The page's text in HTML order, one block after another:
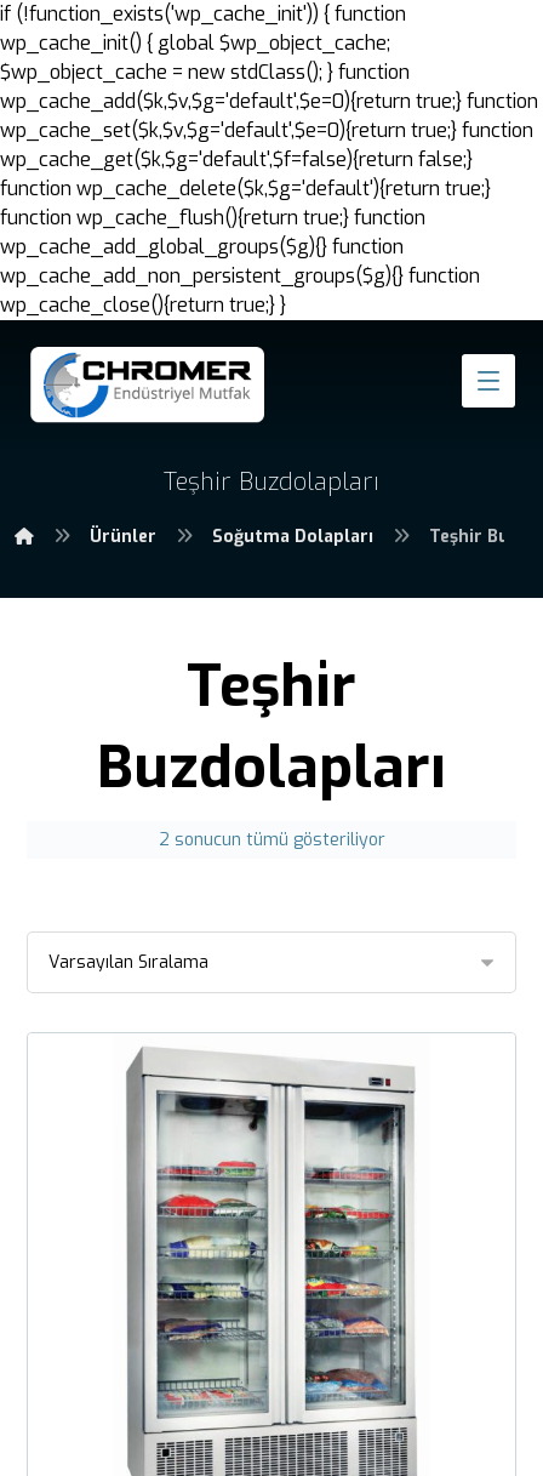
if (!function_exists('wp_cache_init')) { function
wp_cache_init() { global $wp_object_cache;
$wp_object_cache = new stdClass(); } function
wp_cache_add($k,$v,$g='default',$e=0){return true;} function
wp_cache_set($k,$v,$g='default',$e=0){return true;} function
wp_cache_get($k,$g='default',$f=false){return false;}
function wp_cache_delete($k,$g='default'){return true;}
function wp_cache_flush(){return true;} function
wp_cache_add_global_groups($g){} function
wp_cache_add_non_persistent_groups($g){} function
wp_cache_close(){return true;} }
Teşhir Buzdolapları
Ürünler Soğutma Dolapları Teşhir
Teşhir
Buzdolapları
2 sonucun tümü gösteriliyor